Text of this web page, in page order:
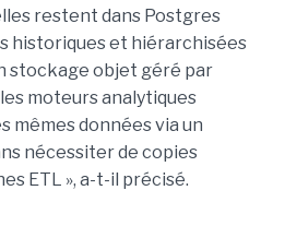
restent dans Postgres
historiques et hiérarchisées
stockage objet géré par
moteurs analytiques
mêmes données via un
nécessiter de copies
ETL », a-t-il précisé.